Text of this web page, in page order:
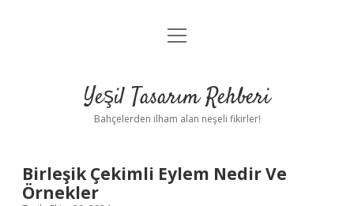
Anasayfa
Yasal Uyarı
menüyü
Yeşil Tasarım Rehberi
Bahçelerden ilham alan neşeli fikirler!
Birleşik Çekimli Eylem Nedir Ve
Örnekler